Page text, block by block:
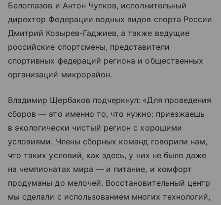
Белоглазов и Антон Чупков, исполнительный
директор Федерации водных видов спорта России
Дмитрий Козырев-Гаджиев, а также ведущие
российские спортсмены, представители
спортивных федераций региона и общественных
организаций микрорайон.
Владимир Щербаков подчеркнул: «Для проведения
сборов — это именно то, что нужно: приезжаешь
в экологически чистый регион с хорошими
условиями. Члены сборных команд говорили нам,
что таких условий, как здесь, у них не было даже
на чемпионатах мира — и питание, и комфорт
продуманы до мелочей. Восстановительный центр
мы сделали с использованием многих технологий,